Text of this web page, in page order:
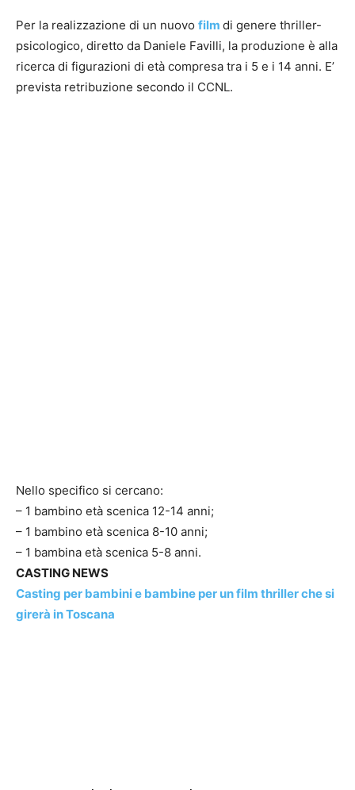
Per la realizzazione di un nuovo film di genere thriller-
psicologico, diretto da Daniele Favilli, la produzione è alla
ricerca di figurazioni di età compresa tra i 5 e i 14 anni. E’
prevista retribuzione secondo il CCNL.
Nello specifico si cercano:
– 1 bambino età scenica 12-14 anni;
– 1 bambino età scenica 8-10 anni;
– 1 bambina età scenica 5-8 anni.
CASTING NEWS
Casting per bambini e bambine per un film thriller che si
girerà in Toscana